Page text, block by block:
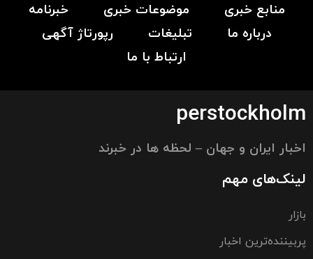
منابع خبری موضوعات خبری
خبرنامه
درباره ما
تبلیغات
رپورتاژ آگهی
ارتباط با ما
perstockholm
اخبار ایران و جهان – لحظه ها در خبرند
لینک‌های مهم
بازار
پربیننده‌ترین اخبار